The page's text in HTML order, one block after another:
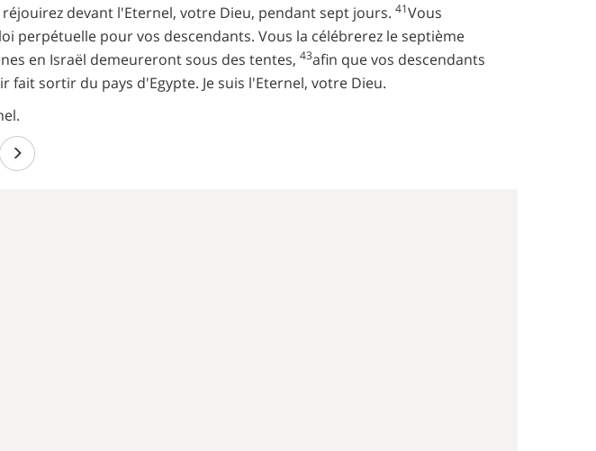
devant l'Eternel, votre Dieu, pendant sept jours. 41Vous
perpétuelle pour vos descendants. Vous la célébrerez le septième
en Israël demeureront sous des tentes, 43afin que vos descendants
sortir du pays d'Egypte. Je suis l'Eternel, votre Dieu.